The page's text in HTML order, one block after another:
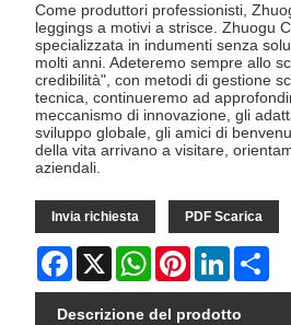
Come produttori professionisti,
leggings a motivi a strisce. Zhuogu
specializzata in indumenti senza
molti anni. Adeteremo sempre allo
credibilità", con metodi di gestione
tecnica, continueremo ad
meccanismo di innovazione, gli
sviluppo globale, gli amici di
della vita arrivano a visitare,
aziendali.
Invia richiesta PDF Scarica
Facebook
X WhatsAppPinterestLinkedIn
Descrizione del prodotto